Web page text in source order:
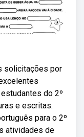
solicitações por
do 2º
e escritas.
para o 2º
atividades de